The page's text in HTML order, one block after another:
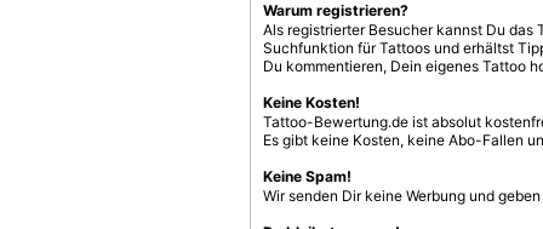
Warum registrieren?
Als registrierter Besucher kannst Du
Suchfunktion für Tattoos und erhältst
Du kommentieren, Dein eigenes Tattoo
Keine Kosten!
Tattoo-Bewertung.de ist absolut
Es gibt keine Kosten, keine Abo-Fallen
Keine Spam!
Wir senden Dir keine Werbung und